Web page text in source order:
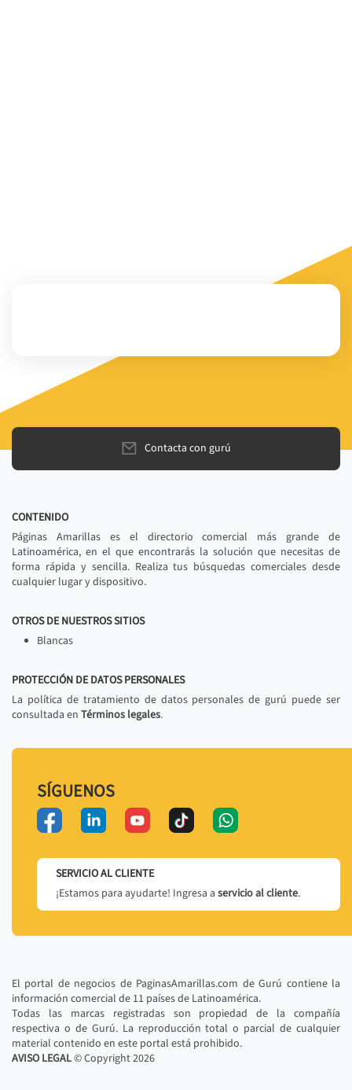
Contacta con gurú
CONTENIDO
Páginas Amarillas es el directorio comercial más grande de
Latinoamérica, en el que encontrarás la solución que necesitas de
forma rápida y sencilla. Realiza tus búsquedas comerciales desde
cualquier lugar y dispositivo.
OTROS DE NUESTROS SITIOS
Blancas
PROTECCIÓN DE DATOS PERSONALES
La política de tratamiento de datos personales de gurú puede ser
consultada en Términos legales.
SÍGUENOS
SERVICIO AL CLIENTE
¡Estamos para ayudarte! Ingresa a servicio al cliente.
El portal de negocios de PaginasAmarillas.com de Gurú contiene la
información comercial de 11 países de Latinoamérica.
Todas las marcas registradas son propiedad de la compañía
respectiva o de Gurú. La reproducción total o parcial de cualquier
material contenido en este portal está prohibido.
AVISO LEGAL© Copyright2026